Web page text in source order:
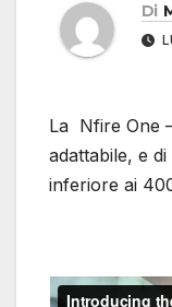
Di
La Nfire One
adattabile, e
inferiore ai